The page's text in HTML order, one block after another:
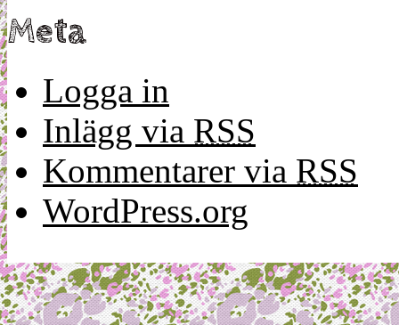
Meta
Logga in
Inlägg via RSS
Kommentarer via RSS
WordPress.org